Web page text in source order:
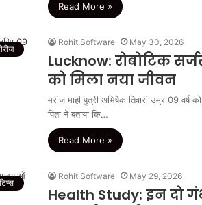
Read More »
Rohit Software May 30, 2026
Lucknow: रोबोटिक
को मिला नया जीवन
मरीज माही पुत्री अभिषेक तिवारी उम्र 09 वर्ष
पिता ने बताया कि…
Read More »
Rohit Software May 29, 2026
Health Study: इन दो